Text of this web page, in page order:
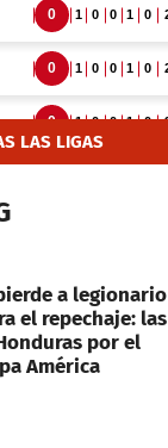
LAS LIGAS
a legionario
el repechaje: las
por el
América